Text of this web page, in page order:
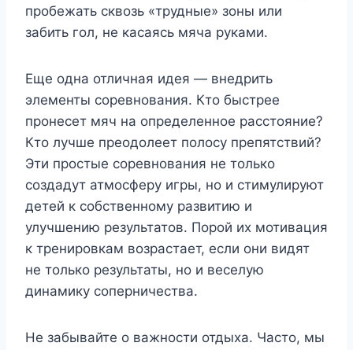
пробежать сквозь «трудные» зоны или
забить гол, не касаясь мяча руками.
Еще одна отличная идея — внедрить
элементы соревнования. Кто быстрее
пронесет мяч на определенное расстояние?
Кто лучше преодолеет полосу препятствий?
Эти простые соревнования не только
создадут атмосферу игры, но и стимулируют
детей к собственному развитию и
улучшению результатов. Порой их мотивация
к тренировкам возрастает, если они видят
не только результаты, но и веселую
динамику соперничества.
Не забывайте о важности отдыха. Часто, мы